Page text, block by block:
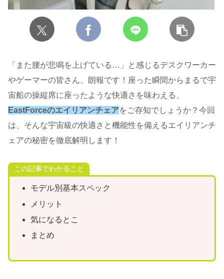
「また腰が悲鳴を上げている…」と感じるデスクワーカー
やゲーマーの皆さん、朗報です！座った瞬間からまるで宇
宙船の操縦席に座ったような快適さを味わえる、
EastForceのエイリアンチェアをご存知でしょうか？今回
は、そんな宇宙級の快適さと機能性を備えるエイリアンチ
ェアの秘密を徹底解明します！
この記事でわかること
モデル別基本スペック
メリット
気になるとこ
まとめ